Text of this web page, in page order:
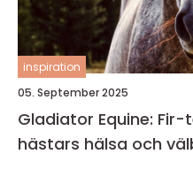
inspiration
05. September 2025
Gladiator Equine:
hästars hälsa och